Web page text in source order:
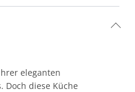
eleganten
Doch diese Küche